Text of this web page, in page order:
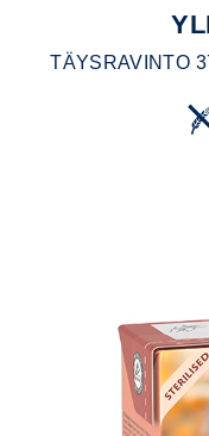
TÄYSRAVINTO